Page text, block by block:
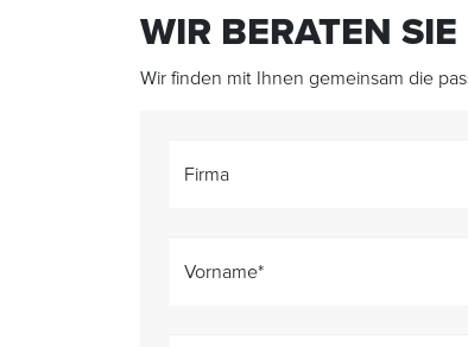
WIR BERATEN
Wir finden mit Ihnen gemeinsam die
Firma
Vorname*